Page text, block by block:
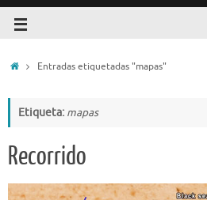
Entradas etiquetadas "mapas"
Etiqueta: mapas
Recorrido